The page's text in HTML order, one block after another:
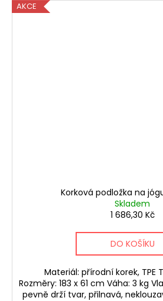
AKCE
Korková podložka na jógu
Skladem
1 686,30 Kč
DO KOŠÍKU
Materiál: přírodní korek, TPE
Rozměry: 183 x 61 cm Váha: 3 kg
pevně drží tvar, přilnavá,